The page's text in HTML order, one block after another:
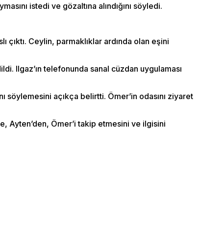
istedi ve gözaltına alındığını söyledi.
çıktı. Ceylin, parmaklıklar ardında olan eşini
Ilgaz’ın telefonunda sanal cüzdan uygulaması
söylemesini açıkça belirtti. Ömer’in odasını ziyaret
Ayten’den, Ömer’i takip etmesini ve ilgisini